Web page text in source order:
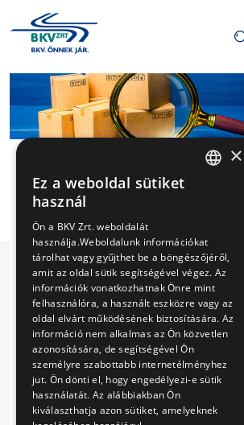
HUNGÁRIA
VILLAMOS
FORGALMI
JAVÍTÁSA
Eljárás száma
×
Ez a weboldal sütiket
használ
Ön a BKV Zrt. weboldalát
használja.Weboldalunk információkat
tárolhat vagy gyűjthet be a böngészőjéről,
amit az oldal sütik segítségével végez. Az
információk vonatkozhatnak Önre mint
felhasználóra, a használt eszközre vagy az
oldal elvárt működésének biztosítására. Az
információ nem alkalmas az Ön közvetlen
azonosítására, de segítségével Ön
személyre szabottabb internetélményhez
jut. Ön dönti el, hogy engedélyezi-e sütik
használatát. Az alábbiakban Ön
kiválaszthatja azon sütiket, amelyeknek